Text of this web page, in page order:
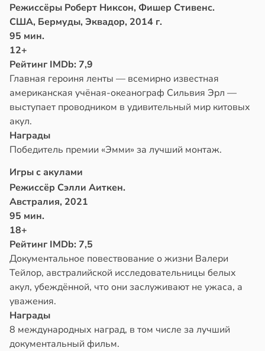
Режиссёры Роберт Никсон, Фишер Стивенс.
США, Бермуды, Эквадор, 2014 г.
95 мин.
12+
Рейтинг IMDb: 7,9
Главная героиня ленты — всемирно известная
американская учёная-океанограф Сильвия Эрл —
выступает проводником в удивительный мир китовых
акул.
Награды
Победитель премии «Эмми» за лучший монтаж.
Игры с акулами
Режиссёр Сэлли Аиткен.
Австралия, 2021
95 мин.
18+
Рейтинг IMDb: 7,5
Документальное повествование о жизни Валери
Тейлор, австралийской исследовательницы белых
акул, убеждённой, что они заслуживают не ужаса, а
уважения.
Награды
8 международных наград, в том числе за лучший
документальный фильм.